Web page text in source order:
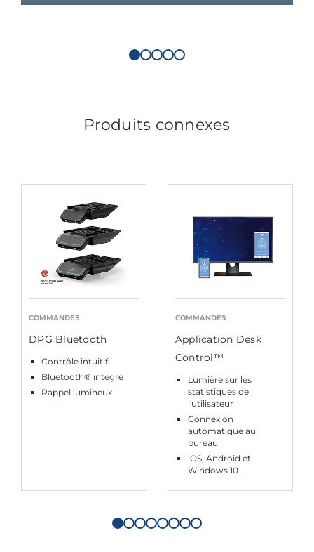
Produits connexes
COMMANDES
DPG Bluetooth
Contrôle intuitif
Bluetooth® intégré
Rappel lumineux
COMMANDES
Application Desk
Control™
Lumière sur les
statistiques de
l'utilisateur
Connexion
automatique au
bureau
iOS, Android et
Windows 10